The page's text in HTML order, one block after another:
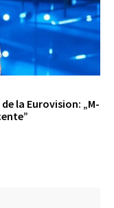
la Eurovision: „M-